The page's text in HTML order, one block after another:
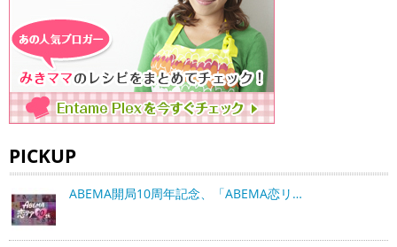
PICKUP
ABEMA開局10周年記念、「ABEMA恋リ…